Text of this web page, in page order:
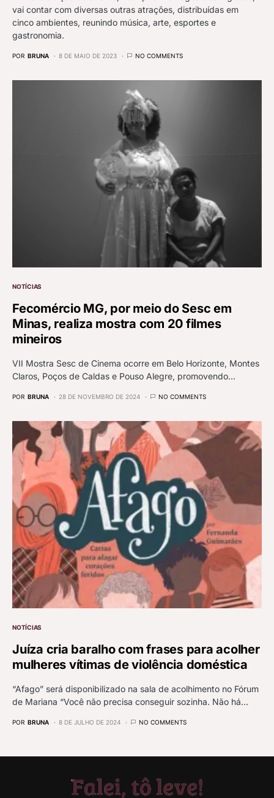
vai contar com diversas outras atrações, distribuídas em
cinco ambientes, reunindo música, arte, esportes e
gastronomia.
POR BRUNA 8 DE MAIO DE 2023 NO COMMENTS
NOTÍCIAS
Fecomércio MG, por meio do Sesc em
Minas, realiza mostra com 20 filmes
mineiros
VII Mostra Sesc de Cinema ocorre em Belo Horizonte, Montes
Claros, Poços de Caldas e Pouso Alegre, promovendo…
POR BRUNA 28 DE NOVEMBRO DE 2024 NO COMMENTS
NOTÍCIAS
Juíza cria baralho com frases para acolher
mulheres vítimas de violência doméstica
“Afago” será disponibilizado na sala de acolhimento no Fórum
de Mariana “Você não precisa conseguir sozinha. Não há…
POR BRUNA 8 DE JULHO DE 2024 NO COMMENTS